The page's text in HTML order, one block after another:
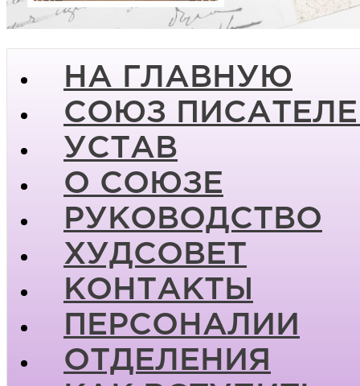
НА ГЛАВНУЮ
СОЮЗ
УСТАВ
О СОЮЗЕ
РУКОВОДСТВО
ХУДСОВЕТ
КОНТАКТЫ
ПЕРСОНАЛИИ
ОТДЕЛЕНИЯ